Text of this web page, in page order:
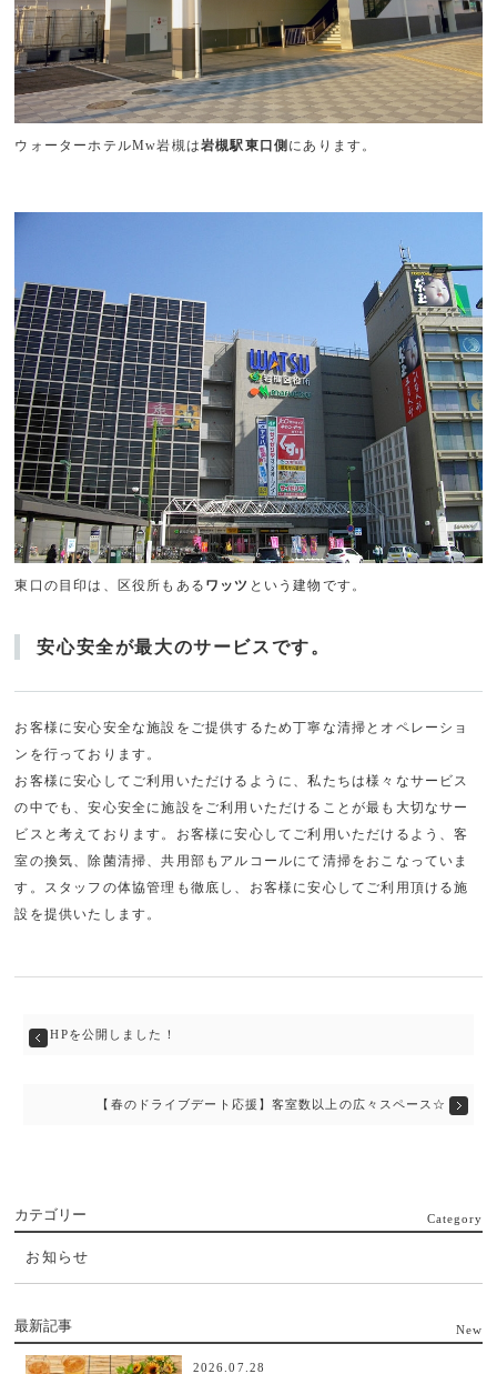
ウォーターホテルMw岩槻は岩槻駅東口側 にあります。
東口の目印は、区役所もある ワッツ という建物です。
安心安全が最大のサービスです。
お客様に安心安全な施設をご提供するため丁寧な清掃とオペレーショ
ンを行っております。
お客様に安心してご利用いただけるように、私たちは様々なサービス
の中でも、安心安全に施設をご利用いただけることが最も大切なサー
ビスと考えております。お客様に安心してご利用いただけるよう、客
室の換気、除菌清掃、共用部もアルコールにて清掃をおこなっていま
す。スタッフの体協管理も徹底し、お客様に安心してご利用頂ける施
設を提供いたします。
HPを公開しました！
【春のドライブデート応援】客室数以上の広々スペース☆
カテゴリー Category
お知らせ
最新記事 New
2026.07.28